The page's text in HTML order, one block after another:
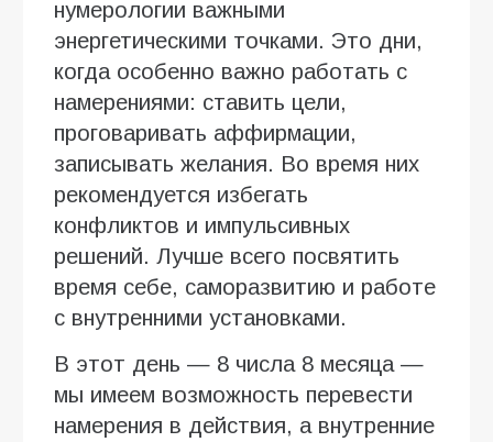
нумерологии важными
энергетическими точками. Это дни,
когда особенно важно работать с
намерениями: ставить цели,
проговаривать аффирмации,
записывать желания. Во время них
рекомендуется избегать
конфликтов и импульсивных
решений. Лучше всего посвятить
время себе, саморазвитию и работе
с внутренними установками.
В этот день — 8 числа 8 месяца —
мы имеем возможность перевести
намерения в действия, а внутренние